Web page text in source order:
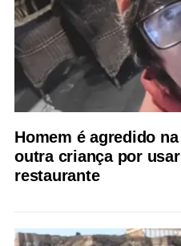
Homem é agredido
outra criança por
restaurante